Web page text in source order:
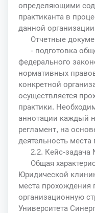
определяющими
практиканта в
данной
Отчетные
- подготовка
федерального
нормативных
конкретной
осуществляется
практики.
аннотации каждый
регламент, на
деятельность
2.2. Кейс-задача
Общая
Юридической
места прохождения
организационную
Университета